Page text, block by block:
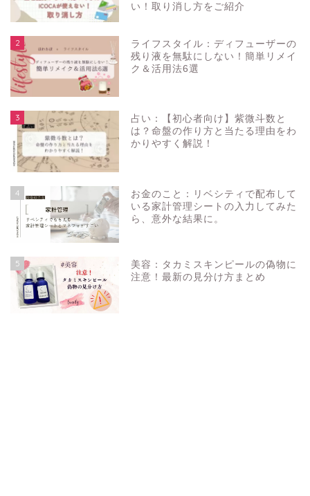
い！取り消し方をご紹介
2
ライフスタイル：ディフューザーの
残り液を無駄にしない！簡単リメイ
ク＆活用法6選
3
占い：【初心者向け】紫微斗数と
は？命盤の作り方と当たる理由をわ
かりやすく解説！
4
お金のこと：リベシティで配布して
いる家計管理シートの入力してみた
ら、意外な結果に。
5
美容：タカミスキンピールの偽物に
注意！最新の見分け方まとめ